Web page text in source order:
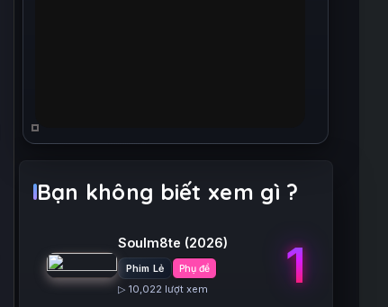
Bạn không biết xem gì ?
Soulm8te (2026)
Phim Lẻ Phụ đề
▷ 10,022 lượt xem 1